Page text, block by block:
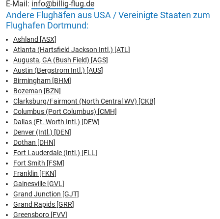
E-Mail: info@billig-flug.de
Andere Flughäfen aus USA / Vereinigte Staaten zum
Flughafen Dortmund:
Ashland [ASX]
Atlanta (Hartsfield Jackson Intl.) [ATL]
Augusta, GA (Bush Field) [AGS]
Austin (Bergstrom Intl.) [AUS]
Birmingham [BHM]
Bozeman [BZN]
Clarksburg/Fairmont (North Central WV) [CKB]
Columbus (Port Columbus) [CMH]
Dallas (Ft. Worth Intl.) [DFW]
Denver (Intl.) [DEN]
Dothan [DHN]
Fort Lauderdale (Intl.) [FLL]
Fort Smith [FSM]
Franklin [FKN]
Gainesville [GVL]
Grand Junction [GJT]
Grand Rapids [GRR]
Greensboro [FVV]